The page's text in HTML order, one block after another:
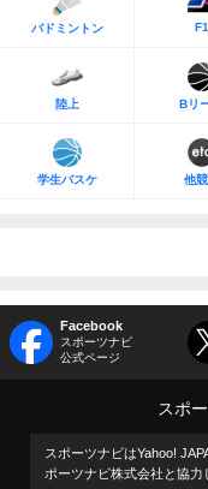
バドミントン F1
陸上 Bリ
学生バスケ 他
Facebook
スポーツナビ
公式ページ
スポ
スポーツナビはYahoo!
ポーツナビ株式会社と協力